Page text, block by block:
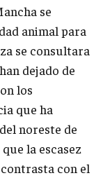
se
animal para
se consultara
dejado de
los
que ha
noreste de
la escasez
con el